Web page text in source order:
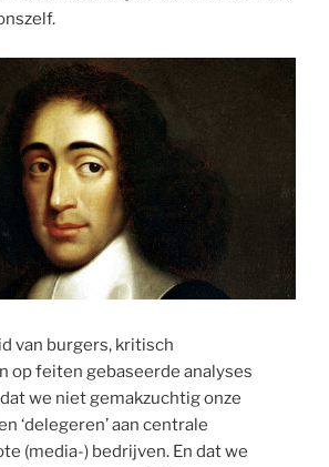
van burgers, kritisch
op feiten gebaseerde analyses
we niet gemakzuchtig onze
‘delegeren’ aan centrale
(media-) bedrijven. En dat we